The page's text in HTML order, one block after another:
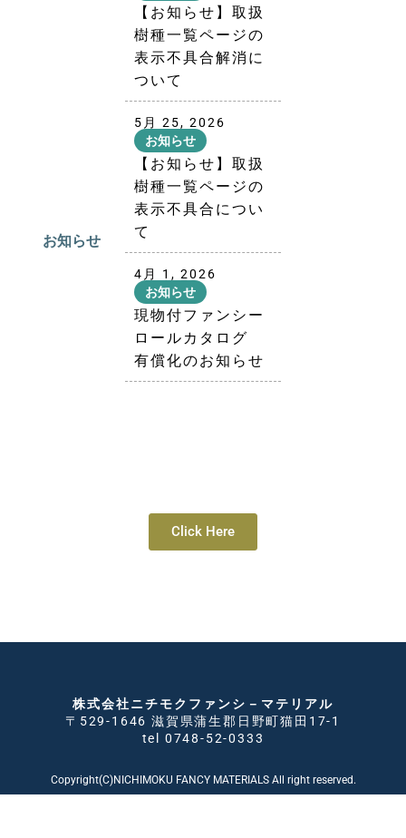
お知らせ
【お知らせ】取扱
樹種一覧ページの
表示不具合解消に
ついて
5月 25, 2026
お知らせ
【お知らせ】取扱
樹種一覧ページの
表示不具合につい
て
4月 1, 2026
お知らせ
現物付ファンシー
ロールカタログ
有償化のお知らせ
Click Here
株式会社ニチモクファンシ－マテリアル
〒529-1646 滋賀県蒲生郡日野町猫田17-1
tel 0748-52-0333
Copyright(C)NICHIMOKU FANCY MATERIALS All right reserved.